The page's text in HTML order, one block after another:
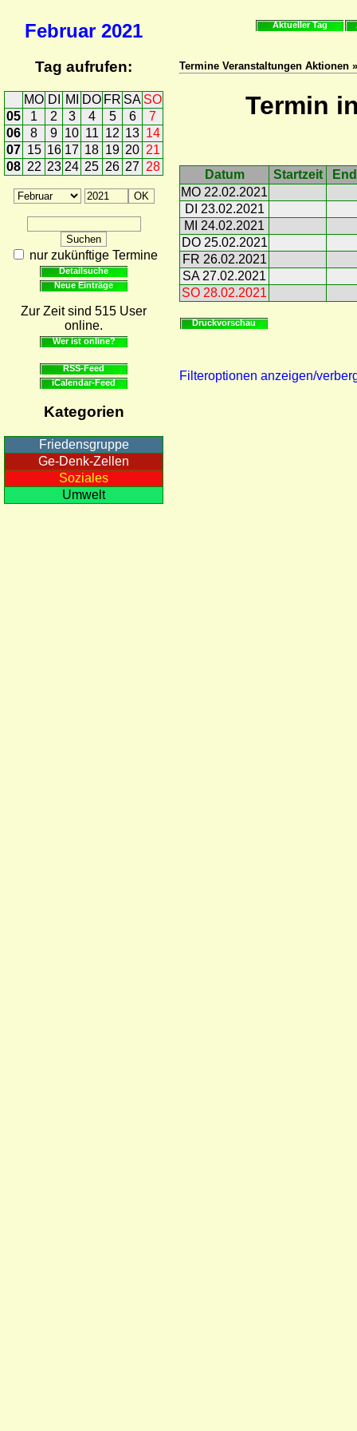
Februar 2021
Tag aufrufen:
MO DI MI DO FR SA SO
05
1 2 3 4 5 6
7
06
8 9 10 11 12 13 14
07 15 16 17 18 19 20 21
08 22 23 24 25 26 27 28
nur zukünftige Termine
Detailsuche
Neue Einträge
Zur Zeit sind 515 User
online.
Wer ist online?
RSS-Feed
iCalendar-Feed
Kategorien
Friedensgruppe
Ge-Denk-Zellen
Soziales
Umwelt
Aktueller Tag
Termine Veranstaltungen Aktionen
Termin
Datum Startzeit
MO 22.02.2021
DI 23.02.2021
MI 24.02.2021
DO 25.02.2021
FR 26.02.2021
SA 27.02.2021
SO 28.02.2021
Druckvorschau
Filteroptionen anzeigen/